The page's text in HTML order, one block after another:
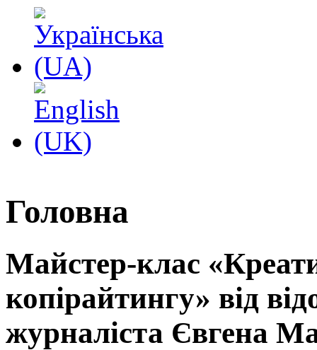
Головна
Майстер-клас
копірайтингу» від
журналіста Євгена